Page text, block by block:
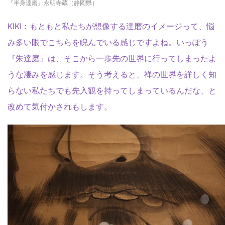
『半身達磨』永明寺蔵（静岡県）
KIKI：もともと私たちが想像する達磨のイメージって、悩
み多い眼でこちらを睨んでいる感じですよね。いっぽう
『朱達磨』は、そこから一歩先の世界に行ってしまったよ
うな凄みを感じます。そう考えると、禅の世界を詳しく知
らない私たちでも先入観を持ってしまっているんだな、と
改めて気付かされもします。